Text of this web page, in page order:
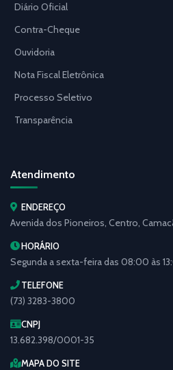
Diário Oficial
Contra-Cheque
Ouvidoria
Nota Fiscal Eletrônica
Processo Seletivo
Transparência
Atendimento
ENDEREÇO
Avenida dos Pioneiros, Centro,
HORÁRIO
Segunda a sexta-feira das 08:00 às
TELEFONE
(73) 3283-3800
CNPJ
13.682.398/0001-35
MAPA DO SITE